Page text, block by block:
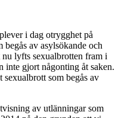
i dag otrygghet på
begås av asylsökande och
lyfts sexualbrotten fram i
inte gjort någonting åt saken.
sexualbrott som begås av
av utlänningar som